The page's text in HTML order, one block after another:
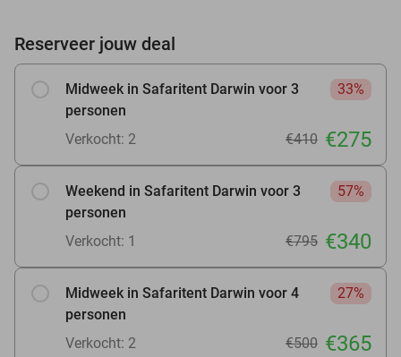
Reserveer jouw deal
Midweek in Safaritent Darwin voor 3
personen
33%
Verkocht: 2 €410 €275
Weekend in Safaritent Darwin voor 3
personen
57%
Verkocht: 1 €795 €340
Midweek in Safaritent Darwin voor 4
personen
27%
Verkocht: 2 €500 €365